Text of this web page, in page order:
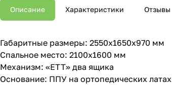
Описание Характеристики Отзывы
Габаритные размеры: 2550х1650х970 мм
Спальное место: 2100х1600 мм
Механизм: «ЕТТ» два ящика
Основание: ППУ на ортопедических латах